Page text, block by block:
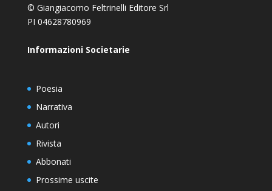
© Giangiacomo Feltrinelli Editore Srl
PI 04628780969
Informazioni Societarie
Poesia
Narrativa
Autori
Rivista
Abbonati
Prossime uscite